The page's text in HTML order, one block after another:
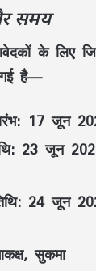
समय
के लिए
है—
17 जून
23 जून
24 जून
सुकमा